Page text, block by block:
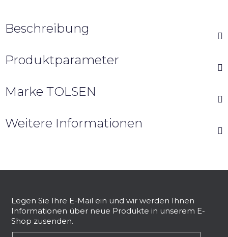
Beschreibung
Produktparameter
Marke TOLSEN
Weitere Informationen
Legen Sie Ihre E-Mail ein und wir werden Ihnen
Informationen über neue Produkte in unserem E-
Shop zusenden.